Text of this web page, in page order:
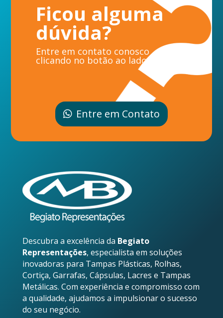
Ficou alguma
dúvida?
Entre em contato conosco
clicando no botão ao lado.
Entre em Contato
Descubra a excelência da Begiato
Representações, especialista em soluções
inovadoras para Tampas Plásticas, Rolhas,
Cortiça, Garrafas, Cápsulas, Lacres e Tampas
Metálicas. Com experiência e compromisso com
a qualidade, ajudamos a impulsionar o sucesso
do seu negócio.